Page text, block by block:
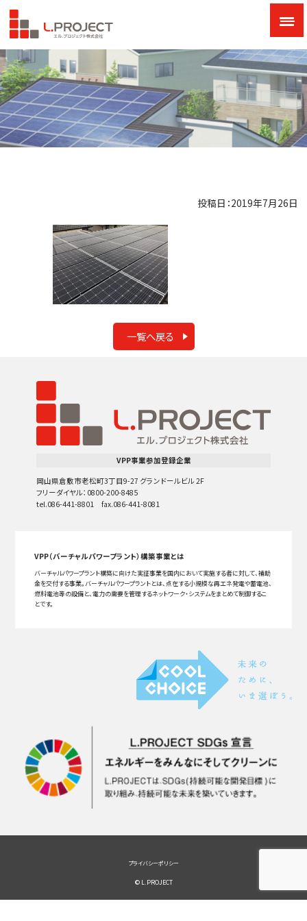
投稿日：2019年7月26日
一覧へ戻る
VPP事業参加登録企業
岡山県倉敷市老松町3丁目9-27 グランドールビル 2F
フリーダイヤル：0800-200-8485
tel.086-441-8801 fax.086-441-8081
VPP（バーチャルパワープラント）構築事業とは
バーチャルパワープラント構築に向けた実証事業を国内において実施する者に対して、補助
金を交付する事業。バーチャルパワープラントとは、点在する小規模な再エネ発電や蓄電池、
燃料電池等の設備と、電力の需要を管理するネットワーク・システムをまとめて制御するこ
とです。
プライバシーポリシー
© L.PROJECT